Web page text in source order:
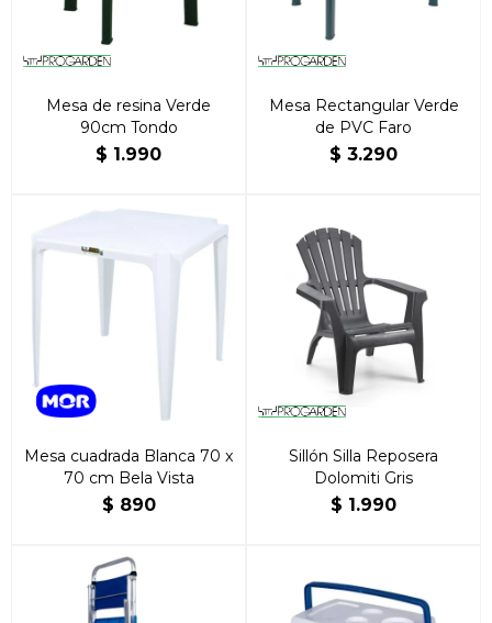
Mesa de resina Verde
90cm Tondo
$ 1.990
Mesa Rectangular Verde
de PVC Faro
$ 3.290
Mesa cuadrada Blanca 70 x
70 cm Bela Vista
$ 890
Sillón Silla Reposera
Dolomiti Gris
$ 1.990